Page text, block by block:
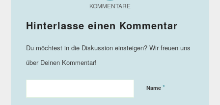
KOMMENTARE
Name *